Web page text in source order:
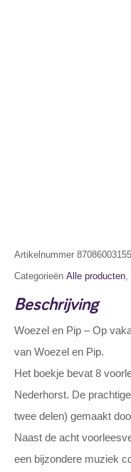
Artikelnummer
Categorieën Alle producten,
Beschrijving
Woezel en Pip – Op
van Woezel en Pip.
Het boekje bevat 8
Nederhorst. De
twee delen) gemaakt
Naast de acht
een bijzondere muziek